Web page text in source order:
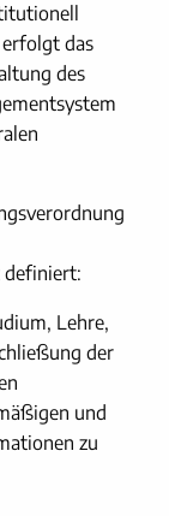
das
des
definiert:
Lehre,
der
und
zu